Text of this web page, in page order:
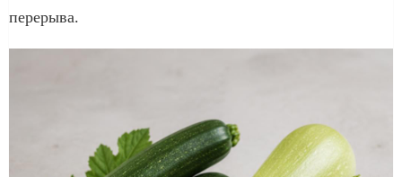
перерыва.